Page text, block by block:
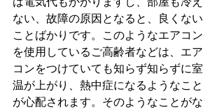
ない、故障の原因となると、良くない
ことばかりです。このようなエアコン
を使用しているご高齢者などは、エア
コンをつけていても知らず知らずに室
温が上がり、熱中症になるようなこと
が心配されます。そのようなことがな